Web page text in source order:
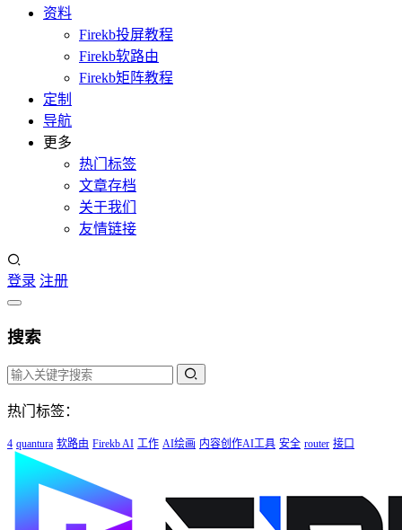
资料
Firekb投屏教程
Firekb软路由
Firekb矩阵教程
定制
导航
更多
热门标签
文章存档
关于我们
友情链接
登录 注册
搜索
热门标签：
4 quantura 软路由 Firekb AI 工作 AI绘画 内容创作AI工具 安全 router 接口